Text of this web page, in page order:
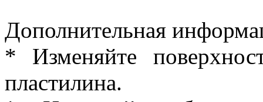
Дополнительная
* Изменяйте
пластилина.